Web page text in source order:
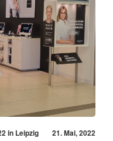
in Leipzig 21. Mai, 2022